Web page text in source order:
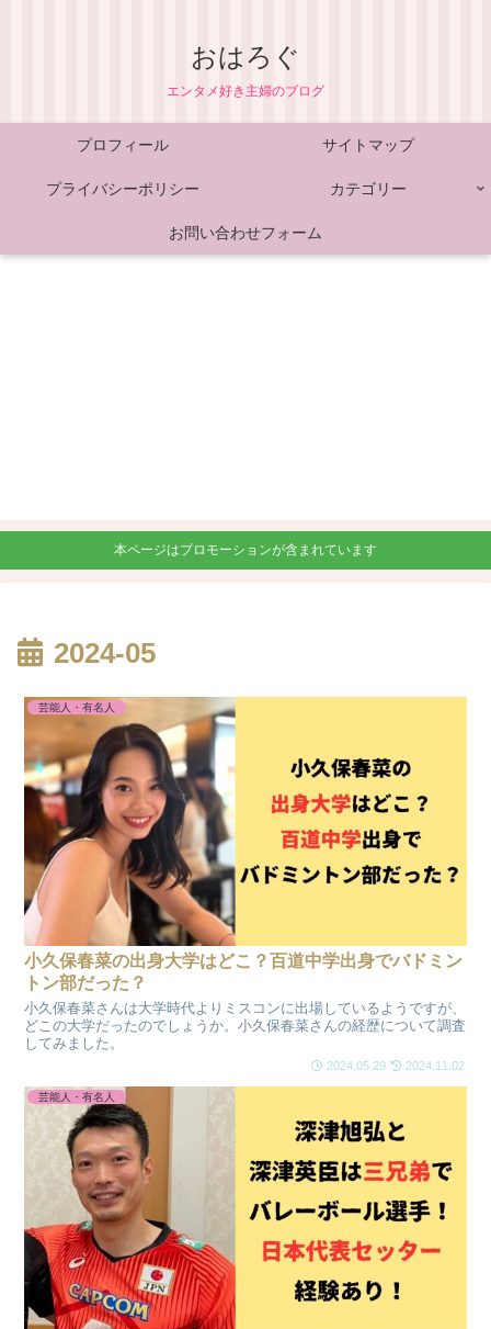
おはろぐ
エンタメ好き主婦のブログ
プロフィール サイトマップ
プライバシーポリシー カテゴリー
お問い合わせフォーム
本ページはプロモーションが含まれています
2024-05
芸能人・有名人
小久保春菜の出身大学はどこ？百道中学出身でバドミン
トン部だった？
小久保春菜さんは大学時代よりミスコンに出場しているようですが、
どこの大学だったのでしょうか。小久保春菜さんの経歴について調査
してみました。
2024.05.29 2024.11.02
芸能人・有名人